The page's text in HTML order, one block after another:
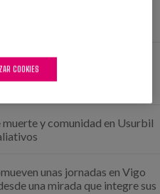
reconocidas en un
larga duración
Rural Kutxa firman un
del centro Iza hacia un
la persona
y comunidad en Usurbil
unas jornadas en Vigo
una mirada que integre sus
COOKIES